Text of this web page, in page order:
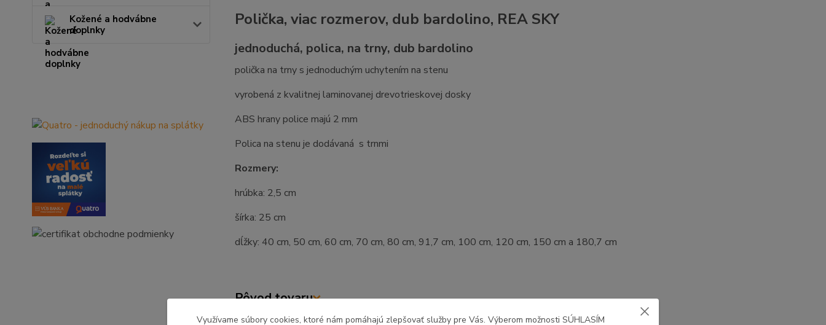
Kožené a hodvábne
doplnky
Polička, viac rozmerov, dub bardolino, REA SKY
jednoduchá, polica, na trny, dub bardolino
polička na trny s jednoduchým uchytením na stenu
vyrobená z kvalitnej laminovanej drevotrieskovej dosky
ABS hrany police majú 2 mm
Polica na stenu je dodávaná s trnmi
Rozmery:
hrúbka: 2,5 cm
šírka: 25 cm
dĺžky: 40 cm, 50 cm, 60 cm, 70 cm, 80 cm, 91,7 cm, 100 cm, 120 cm, 150 cm a 180,7 cm
Pôvod tovaru
Využívame súbory cookies, ktoré nám pomáhajú zlepšovať služby pre Vás. Výberom možnosti SÚHLASÍM